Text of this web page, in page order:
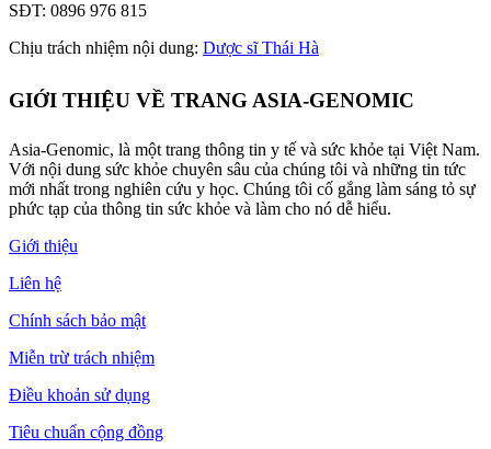
SĐT: 0896 976 815
Chịu trách nhiệm nội dung: Dược sĩ Thái Hà
GIỚI THIỆU VỀ TRANG ASIA-GENOMIC
Asia-Genomic, là một trang thông tin y tế và sức khỏe tại Việt Nam.
Với nội dung sức khỏe chuyên sâu của chúng tôi và những tin tức
mới nhất trong nghiên cứu y học. Chúng tôi cố gắng làm sáng tỏ sự
phức tạp của thông tin sức khỏe và làm cho nó dễ hiểu.
Giới thiệu
Liên hệ
Chính sách bảo mật
Miễn trừ trách nhiệm
Điều khoản sử dụng
Tiêu chuẩn cộng đồng